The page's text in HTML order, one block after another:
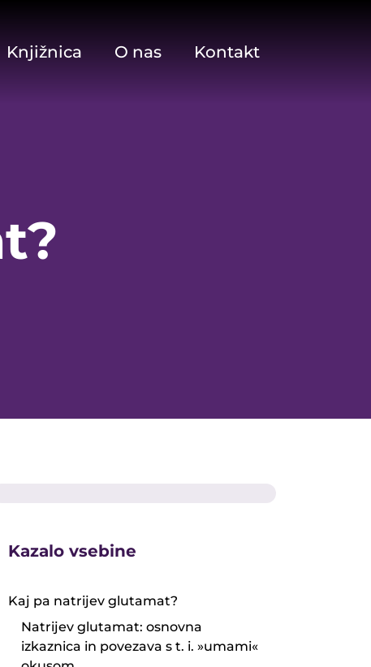
Knjižnica O nas Kontakt
Kazalo vsebine
Kaj pa natrijev glutamat?
Natrijev glutamat: osnovna
izkaznica in povezava s t. i. »umami«